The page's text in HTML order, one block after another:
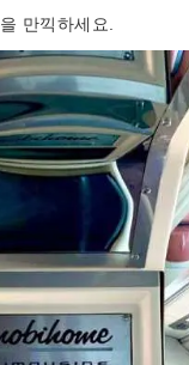
만끽하세요.